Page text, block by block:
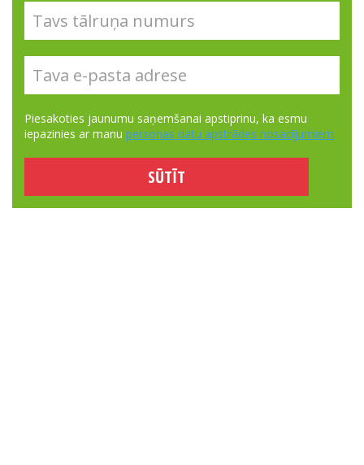
Piesakoties jaunumu saņemšanai apstiprinu, ka esmu
iepazinies ar manu personas datu apstrādes nosacījumiem